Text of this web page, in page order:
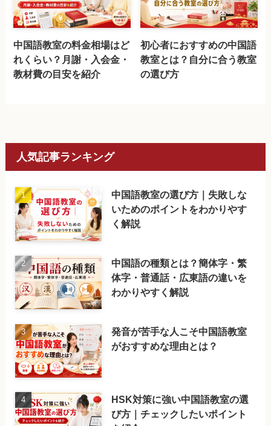
中国語教室の料金相場はど
れくらい？月謝・入会金・
教材費の目安を紹介
初心者におすすめの中国語
教室とは？自分に合う教室
の選び方
人気記事ランキング
中国語教室の選び方｜失敗しな
いためのポイントをわかりやす
く解説
中国語の種類とは？簡体字・繁
体字・普通話・広東語の違いを
わかりやすく解説
発音が苦手な人こそ中国語教室
がおすすめな理由とは？
HSK対策に強い中国語教室の選
び方｜チェックしたいポイント